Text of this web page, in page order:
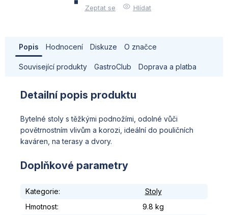
Zeptat se Hlídat
Popis Hodnocení Diskuze O značce
Související produkty GastroClub Doprava a platba
Detailní popis produktu
Bytelné stoly s těžkými podnožími, odolné vůči
povětrnostním vlivům a korozi, ideální do pouličních
kaváren, na terasy a dvory.
Doplňkové parametry
Kategorie:
Stoly
Hmotnost:
9.8 kg